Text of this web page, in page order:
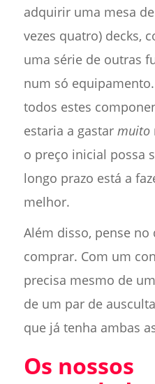
adquirir uma mesa
vezes quatro) decks,
uma série de outras
num só
todos estes
estaria a gastar muito
o preço inicial possa
longo prazo está a
melhor.
Além disso, pense no
comprar. Com um
precisa mesmo de
de um par de
que já tenha ambas
Os nossos